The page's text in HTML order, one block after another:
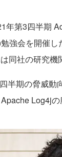
第3四半期
強会を開催
同社の研究機
半期の脅威動
Log4jの